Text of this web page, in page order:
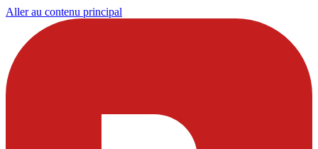
Aller au contenu principal